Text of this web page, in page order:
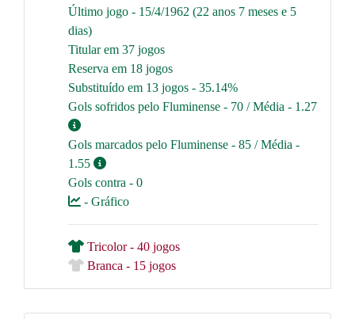
Último jogo - 15/4/1962 (22 anos 7 meses e 5
dias)
Titular em 37 jogos
Reserva em 18 jogos
Substituído em 13 jogos - 35.14%
Gols sofridos pelo Fluminense - 70 / Média - 1.27
Gols marcados pelo Fluminense - 85 / Média -
1.55
Gols contra - 0
- Gráfico
Tricolor - 40 jogos
Branca - 15 jogos